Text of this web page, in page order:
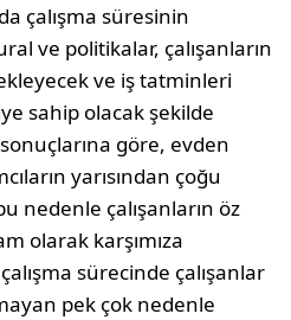
çalışma süresinin
ve politikalar, çalışanların
ve iş tatminleri
sahip olacak şekilde
göre, evden
yarısından çoğu
nedenle çalışanların öz
olarak karşımıza
sürecinde çalışanlar
pek çok nedenle